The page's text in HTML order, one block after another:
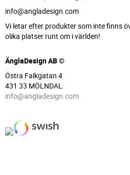
info@angladesign.com
Vi letar efter produkter som inte finns
olika platser runt om i världen!
ÄnglaDesign AB ©
Östra Falkgatan 4
431 33 MÖLNDAL
info@angladesign.com